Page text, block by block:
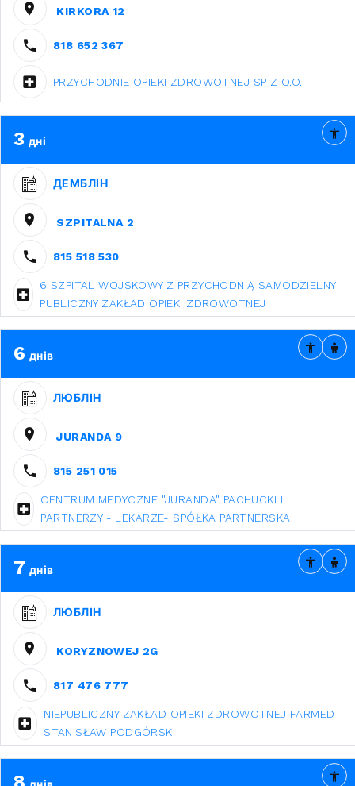
KIRKORA 12
818 652 367
PRZYCHODNIE OPIEKI ZDROWOTNEJ SP Z O.O.
3 дні
ДЕМБЛІН
SZPITALNA 2
815 518 530
6 SZPITAL WOJSKOWY Z PRZYCHODNIĄ SAMODZIELNY
PUBLICZNY ZAKŁAD OPIEKI ZDROWOTNEJ
6 днів
ЛЮБЛІН
JURANDA 9
815 251 015
CENTRUM MEDYCZNE "JURANDA" PACHUCKI I
PARTNERZY - LEKARZE- SPÓŁKA PARTNERSKA
7 днів
ЛЮБЛІН
KORYZNOWEJ 2G
817 476 777
NIEPUBLICZNY ZAKŁAD OPIEKI ZDROWOTNEJ FARMED
STANISŁAW PODGÓRSKI